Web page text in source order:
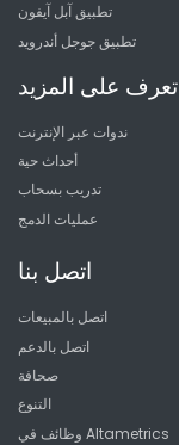
تطبيق آبل آيفون
تطبيق جوجل أندرويد
تعرف على المزيد
ندوات عبر الإنترنت
أحداث حية
تدريب بسحاب
عمليات الدمج
اتصل بنا
اتصل بالمبيعات
اتصل بالدعم
صحافة
التنوع
وظائف في Altametrics